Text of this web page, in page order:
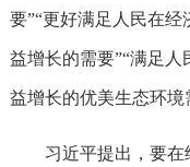
要”“更好满足人民在
益增长的需要”“满足人
益增长的优美生态环
习近平提出，要在